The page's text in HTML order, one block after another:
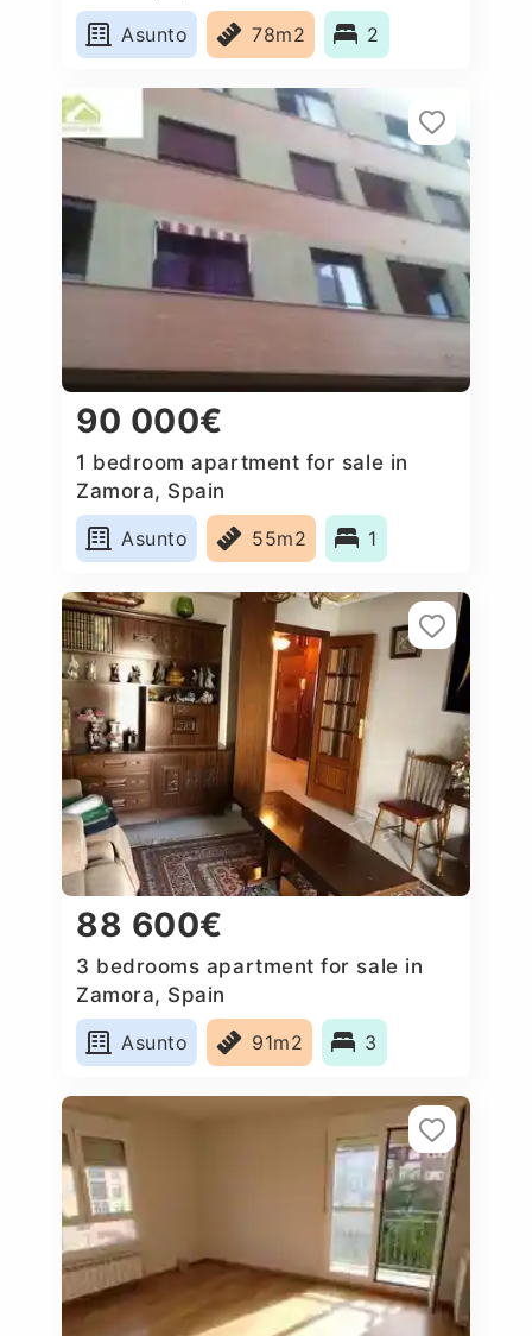
Asunto
78m2 2
90 000€
1 bedroom apartment for sale in
Zamora, Spain
Asunto
55m2 1
88 600€
3 bedrooms apartment for sale in
Zamora, Spain
Asunto
91m2 3